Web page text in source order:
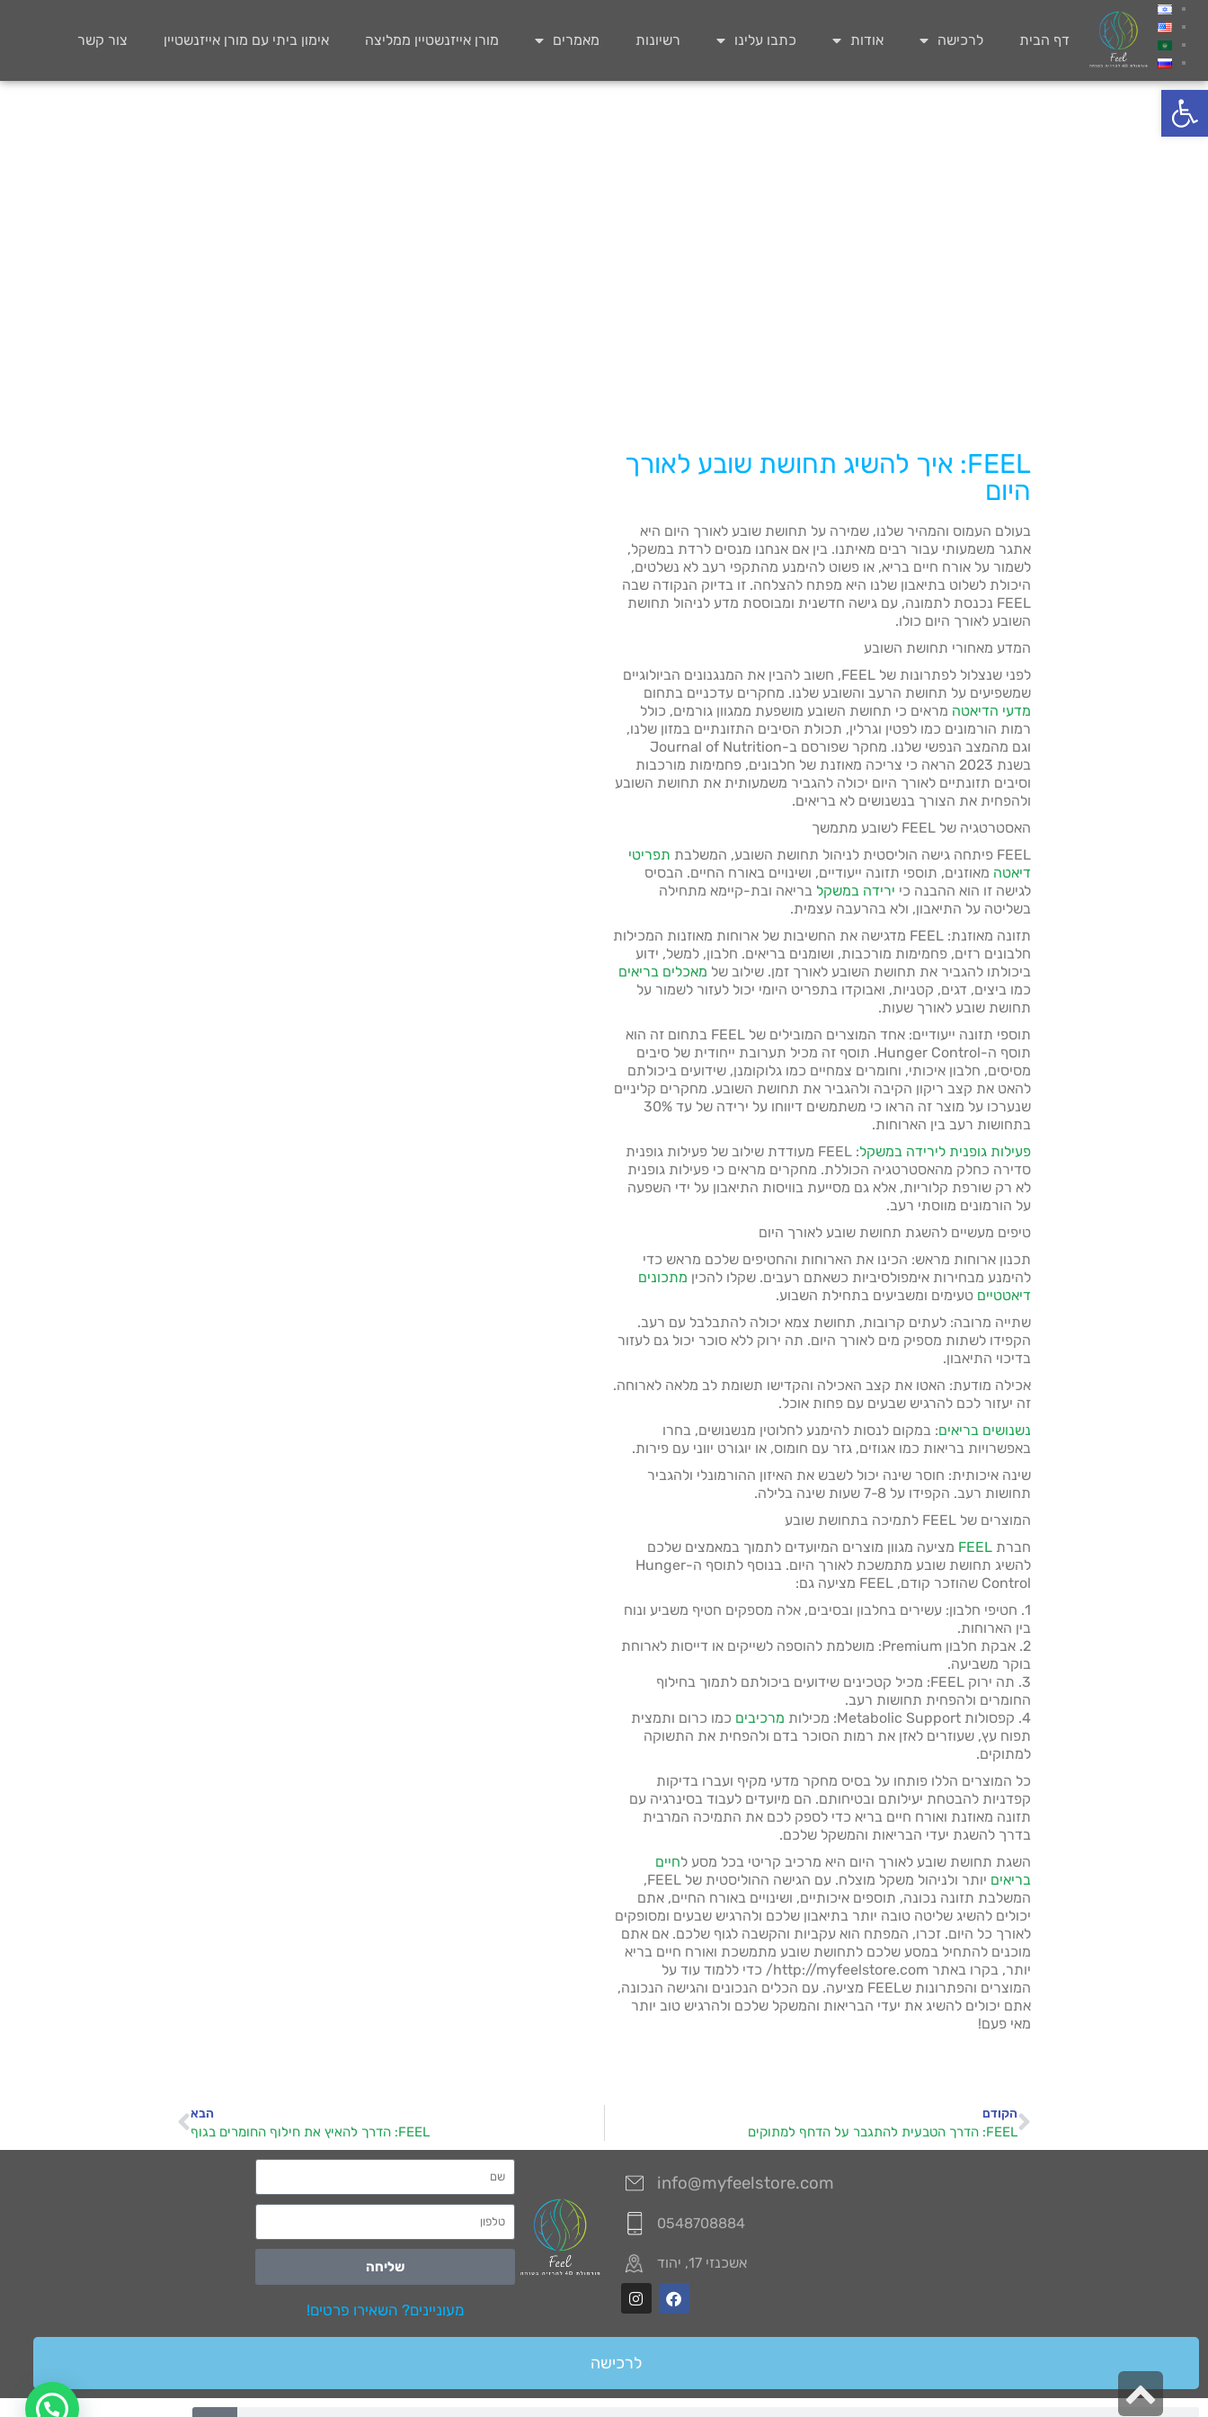
פתח סרגל נגישות
דף הבית לרכישה אודות כתבו עלינו רשיונות מאמרים מורן אייזנשטיין ממליצה אימון ביתי עם מורן אייזנשטיין צור קשר
FEEL: איך להשיג תחושת שובע לאורך
היום
בעולם העמוס והמהיר שלנו, שמירה על תחושת שובע לאורך היום היא
אתגר משמעותי עבור רבים מאיתנו. בין אם אנחנו מנסים לרדת במשקל,
לשמור על אורח חיים בריא, או פשוט להימנע מהתקפי רעב לא נשלטים,
היכולת לשלוט בתיאבון שלנו היא מפתח להצלחה. זו בדיוק הנקודה שבה
FEEL נכנסת לתמונה, עם גישה חדשנית ומבוססת מדע לניהול תחושת
השובע לאורך היום כולו.
המדע מאחורי תחושת השובע
לפני שנצלול לפתרונות של FEEL, חשוב להבין את המנגנונים הביולוגיים
שמשפיעים על תחושת הרעב והשובע שלנו. מחקרים עדכניים בתחום
מדעי הדיאטה מראים כי תחושת השובע מושפעת ממגוון גורמים, כולל
רמות הורמונים כמו לפטין וגרלין, תכולת הסיבים התזונתיים במזון שלנו,
וגם מהמצב הנפשי שלנו. מחקר שפורסם ב-Journal of Nutrition
בשנת 2023 הראה כי צריכה מאוזנת של חלבונים, פחמימות מורכבות
וסיבים תזונתיים לאורך היום יכולה להגביר משמעותית את תחושת השובע
ולהפחית את הצורך בנשנושים לא בריאים.
האסטרטגיה של FEEL לשובע מתמשך
FEEL פיתחה גישה הוליסטית לניהול תחושת השובע, המשלבת
תפריטי
דיאטה מאוזנים, תוספי תזונה ייעודיים, ושינויים באורח החיים. הבסיס
לגישה זו הוא ההבנה כי ירידה במשקל בריאה ובת-קיימא מתחילה
בשליטה על התיאבון, ולא בהרעבה עצמית.
תזונה מאוזנת: FEEL מדגישה את החשיבות של ארוחות מאוזנות המכילות
חלבונים רזים, פחמימות מורכבות, ושומנים בריאים. חלבון, למשל, ידוע
ביכולתו להגביר את תחושת השובע לאורך זמן. שילוב של מאכלים בריאים
כמו ביצים, דגים, קטניות, ואבוקדו בתפריט היומי יכול לעזור לשמור על
תחושת שובע לאורך שעות.
תוספי תזונה ייעודיים: אחד המוצרים המובילים של FEEL בתחום זה הוא
תוסף ה-Hunger Control. תוסף זה מכיל תערובת ייחודית של סיבים
מסיסים, חלבון איכותי, וחומרים צמחיים כמו גלוקומנן, שידועים ביכולתם
להאט את קצב ריקון הקיבה ולהגביר את תחושת השובע. מחקרים קליניים
שנערכו על מוצר זה הראו כי משתמשים דיווחו על ירידה של עד 30%
בתחושות רעב בין הארוחות.
פעילות גופנית לירידה במשקל
: FEEL מעודדת שילוב של פעילות גופנית
סדירה כחלק מהאסטרטגיה הכוללת. מחקרים מראים כי פעילות גופנית
לא רק שורפת קלוריות, אלא גם מסייעת בוויסות התיאבון על ידי השפעה
על הורמונים מווסתי רעב.
טיפים מעשיים להשגת תחושת שובע לאורך היום
תכנון ארוחות מראש: הכינו את הארוחות והחטיפים שלכם מראש כדי
להימנע מבחירות אימפולסיביות כשאתם רעבים. שקלו להכין מתכונים
דיאטטיים טעימים ומשביעים בתחילת השבוע.
שתייה מרובה: לעתים קרובות, תחושת צמא יכולה להתבלבל עם רעב.
הקפידו לשתות מספיק מים לאורך היום. תה ירוק ללא סוכר יכול גם לעזור
בדיכוי התיאבון.
אכילה מודעת: האטו את קצב האכילה והקדישו תשומת לב מלאה לארוחה.
זה יעזור לכם להרגיש שבעים עם פחות אוכל.
נשנושים בריאים: במקום לנסות להימנע לחלוטין מנשנושים, בחרו
באפשרויות בריאות כמו אגוזים, גזר עם חומוס, או יוגורט יווני עם פירות.
שינה איכותית: חוסר שינה יכול לשבש את האיזון ההורמונלי ולהגביר
תחושות רעב. הקפידו על 7-8 שעות שינה בלילה.
המוצרים של FEEL לתמיכה בתחושת שובע
חברת FEEL מציעה מגוון מוצרים המיועדים לתמוך במאמצים שלכם
להשיג תחושת שובע מתמשכת לאורך היום. בנוסף לתוסף ה-Hunger
Control שהוזכר קודם, FEEL מציעה גם:
1. חטיפי חלבון: עשירים בחלבון ובסיבים, אלה מספקים חטיף משביע ונוח
בין הארוחות.
2. אבקת חלבון Premium: מושלמת להוספה לשייקים או דייסות לארוחת
בוקר משביעה.
3. תה ירוק FEEL: מכיל קטכינים שידועים ביכולתם לתמוך בחילוף
החומרים ולהפחית תחושות רעב.
4. קפסולות Metabolic Support: מכילות
מרכיבים כמו כרום ותמצית
תפוח עץ, שעוזרים לאזן את רמות הסוכר בדם ולהפחית את התשוקה
למתוקים.
כל המוצרים הללו פותחו על בסיס מחקר מדעי מקיף ועברו בדיקות
קפדניות להבטחת יעילותם ובטיחותם. הם מיועדים לעבוד בסינרגיה עם
תזונה מאוזנת ואורח חיים בריא כדי לספק לכם את התמיכה המרבית
בדרך להשגת יעדי הבריאות והמשקל שלכם.
השגת תחושת שובע לאורך היום היא מרכיב קריטי בכל מסע לחיים
בריאים
יותר ולניהול משקל מוצלח. עם הגישה ההוליסטית של FEEL,
המשלבת תזונה נכונה, תוספים איכותיים, ושינויים באורח החיים, אתם
יכולים להשיג שליטה טובה יותר בתיאבון שלכם ולהרגיש שבעים ומסופקים
לאורך כל היום. זכרו, המפתח הוא עקביות והקשבה לגוף שלכם. אם אתם
מוכנים להתחיל במסע שלכם לתחושת שובע מתמשכת ואורח חיים בריא
יותר, בקרו באתר http://myfeelstore.com/ כדי ללמוד עוד על
המוצרים והפתרונות שFEEL מציעה. עם הכלים הנכונים והגישה הנכונה,
אתם יכולים להשיג את יעדי הבריאות והמשקל שלכם ולהרגיש טוב יותר
מאי פעם!
הקודם
FEEL: הדרך הטבעית להתגבר על הדחף למתוקים
הבא
FEEL: הדרך להאיץ את חילוף החומרים בגוף
info@myfeelstore.com
0548708884
אשכנזי 17, יהוד שליחה
מעוניינים? השאירו פרטים!
לרכישה
גלילה